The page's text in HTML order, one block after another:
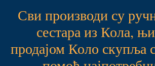
Сви производи су
сестара из Кола,
продајом Коло скупља